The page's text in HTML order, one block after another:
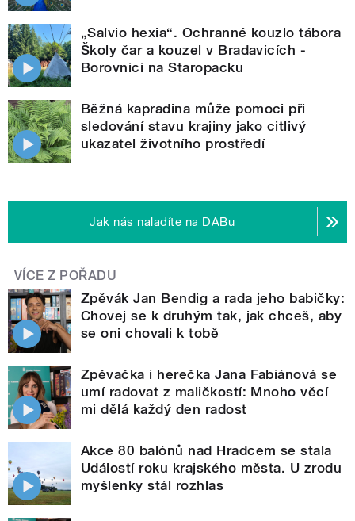
„Salvio hexia“. Ochranné kouzlo tábora
Školy čar a kouzel v Bradavicích -
Borovnici na Staropacku
Běžná kapradina může pomoci při
sledování stavu krajiny jako citlivý
ukazatel životního prostředí
Jak nás naladíte na DABu
VÍCE Z POŘADU
Zpěvák Jan Bendig a rada jeho babičky:
Chovej se k druhým tak, jak chceš, aby
se oni chovali k tobě
Zpěvačka i herečka Jana Fabiánová se
umí radovat z maličkostí: Mnoho věcí
mi dělá každý den radost
Akce 80 balónů nad Hradcem se stala
Událostí roku krajského města. U zrodu
myšlenky stál rozhlas